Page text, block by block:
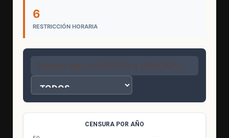
6
RESTRICCIÓN HORARIA
CENSURA POR AÑO